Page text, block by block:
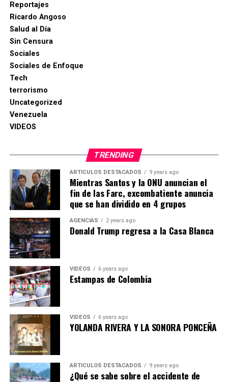
Reportajes
Ricardo Angoso
Salud al Día
Sin Censura
Sociales
Sociales de Enfoque
Tech
terrorismo
Uncategorized
Venezuela
VIDEOS
TRENDING
ARTICULOS DESTACADOS 9 years ago
Mientras Santos y la ONU anuncian el
fin de las Farc, excombatiente anuncia
que se han dividido en 4 grupos
AGENCIAS 2 years ago
Donald Trump regresa a la Casa Blanca
VIDEOS 6 years ago
Estampas de Colombia
VIDEOS 6 years ago
YOLANDA RIVERA Y LA SONORA PONCEÑA
ARTICULOS DESTACADOS 9 years ago
¿Qué se sabe sobre el accidente de